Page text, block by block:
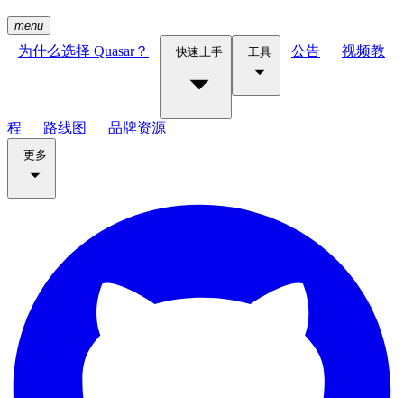
menu
为什么选择 Quasar？ 快速上手 工具 公告 视频教
程 路线图 品牌资源
更多